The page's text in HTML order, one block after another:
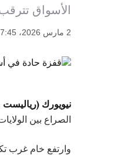
الأسواق
2 مارس 2026، 07:45 · اقتصاد وطاقة
نيويورك
الصراع بين